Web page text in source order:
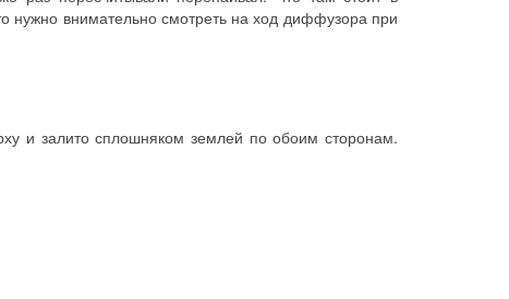
нужно внимательно смотреть на ход диффузора при
и залито сплошняком землей по обоим сторонам.